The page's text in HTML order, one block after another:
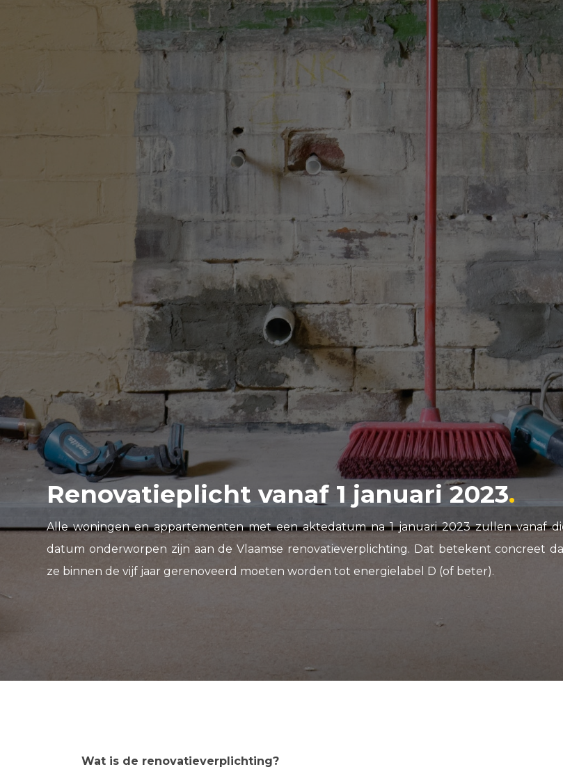
Renovatieplicht vanaf 1 januari 2023
Alle woningen en appartementen met een aktedatum na 1 januari 2023 zullen vanaf
datum onderworpen zijn aan de Vlaamse renovatieverplichting. Dat betekent concreet
ze binnen de vijf jaar gerenoveerd moeten worden tot energielabel D (of beter).
Wat is de renovatieverplichting?